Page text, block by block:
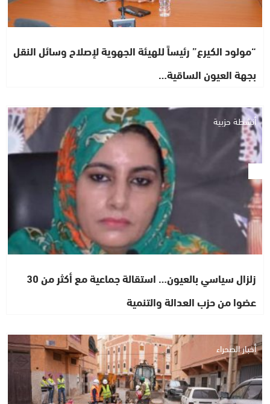
“مولود الكيرع” رئيساً للهيئة الجهوية لإصلاح وسائل النقل
بجهة العيون الساقية…
أنشطة حزبية
زلزال سياسي بالعيون… استقالة جماعية مع أكثر من 30
عضوا من حزب العدالة والتنمية
أخبار الصحراء